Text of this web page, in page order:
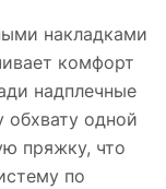
накладками
комфорт
надплечные
одной
пряжку, что
по